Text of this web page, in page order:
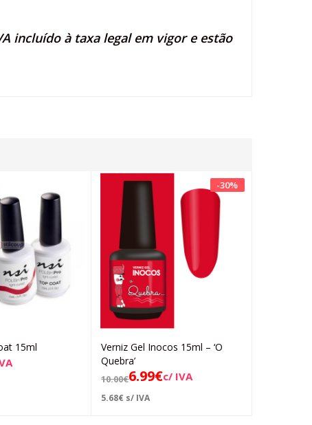
incluído à taxa legal em vigor e estão
Adicionar
15ml
-30%
Adicionar
Verniz Gel Inocos 15ml – ‘O
Quebra’
10.00€6.99€c/ IVA
5.68€ s/ IVA